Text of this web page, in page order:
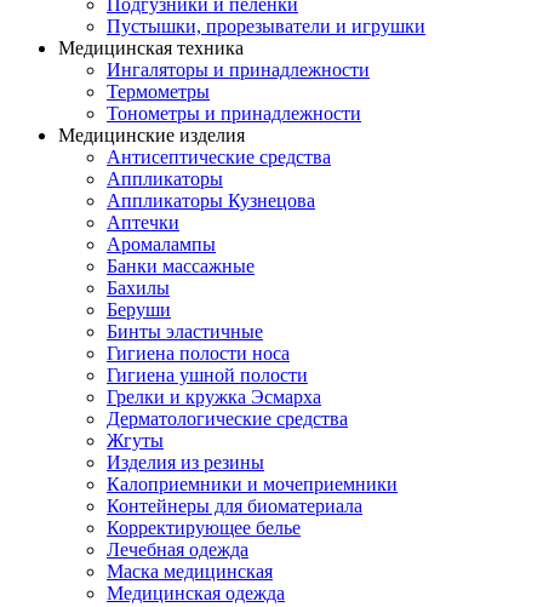
Подгузники и пеленки
Пустышки, прорезыватели и игрушки
Медицинская техника
Ингаляторы и принадлежности
Термометры
Тонометры и принадлежности
Медицинские изделия
Антисептические средства
Аппликаторы
Аппликаторы Кузнецова
Аптечки
Аромалампы
Банки массажные
Бахилы
Беруши
Бинты эластичные
Гигиена полости носа
Гигиена ушной полости
Грелки и кружка Эсмарха
Дерматологические средства
Жгуты
Изделия из резины
Калоприемники и мочеприемники
Контейнеры для биоматериала
Корректирующее белье
Лечебная одежда
Маска медицинская
Медицинская одежда